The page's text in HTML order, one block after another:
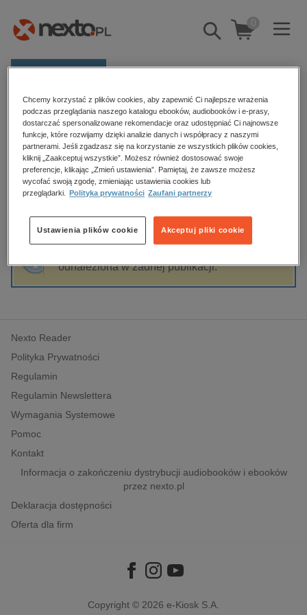
Pokaż/schowaj
wyszukiwarkę
0
Kategorie
Zobacz wszystkie E-prasa
budownictwo, aranżacja wnętrz
biznesowe, branżowe, gospodarka
dzienniki
edukacja
hobby, sport, rozrywka
komputery, internet, technologie, informatyka
polityka, społeczno-informacyjne
psychologiczne
inne
popularno-naukowe
historia
Strona główna Renata Zarzycka
Renata Zarzycka
Sortowanie Filtrowanie
odnaleziona w żadnej publikacji.
Nexto Reader
Polityka Prywatności
Regulamin
Regulamin Newslettera
Wymagania Systemowe
Pomoc
Kontakt
Informacja o zakończeniu dystrybucji audiobooków i ebooków
przez nexto.pl
Deklaracja dostępności
Oferta dla firm
Copyright © 2026 e-Kiosk S.A.
Chcemy korzystać z plików cookies, aby zapewnić Ci najlepsze wrażenia
podczas przeglądania naszego katalogu ebooków, audiobooków i e-prasy,
dostarczać spersonalizowane rekomendacje oraz udostępniać Ci najnowsze
funkcje, które rozwijamy dzięki analizie danych i współpracy z naszymi
partnerami. Jeśli zgadzasz się na korzystanie ze wszystkich plików cookies,
kliknij „Zaakceptuj wszystkie”. Możesz również dostosować swoje
preferencje, klikając „Zmień ustawienia”. Pamiętaj, że zawsze możesz
wycofać swoją zgodę, zmieniając ustawienia cookies lub
przeglądarki.
Polityka prywatności Zaufani partnerzy
Akceptuj pliki cookie
Ustawienia plików cookie